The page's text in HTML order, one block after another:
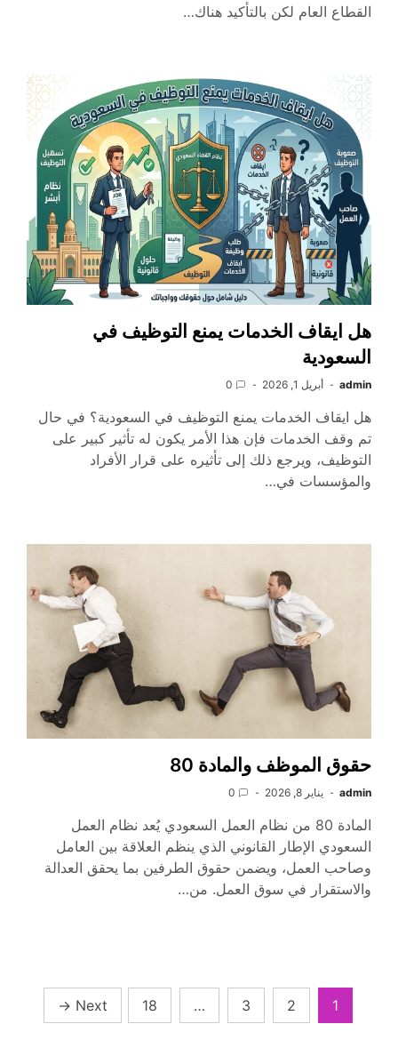
القطاع العام لكن بالتأكيد هناك…
هل ايقاف الخدمات يمنع التوظيف في
السعودية
admin أبريل 1, 2026 0
هل ايقاف الخدمات يمنع التوظيف في السعودية؟ في حال
تم وقف الخدمات فإن هذا الأمر يكون له تأثير كبير على
التوظيف، ويرجع ذلك إلى تأثيره على قرار الأفراد
والمؤسسات في…
حقوق الموظف والمادة 80
admin يناير 8, 2026 0
المادة 80 من نظام العمل السعودي يُعد نظام العمل
السعودي الإطار القانوني الذي ينظم العلاقة بين العامل
وصاحب العمل، ويضمن حقوق الطرفين بما يحقق العدالة
والاستقرار في سوق العمل. من…
تعدد1
2
3
…
18
Next
→